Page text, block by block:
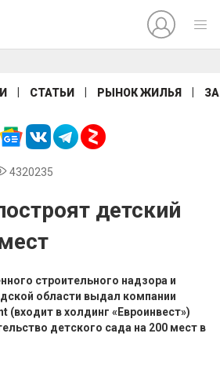
СТАТЬИ РЫНОК ЖИЛЬЯ
4320235
детский
строительного надзора и
области выдал компании
(входит в холдинг «Евроинвест»)
детского сада на 200 мест в